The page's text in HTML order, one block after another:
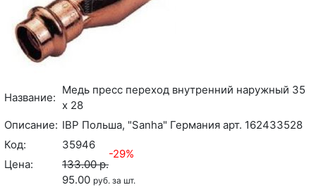
Название:
Медь пресс переход внутренний наружный 35
х 28
Описание: IBP Польша, "Sanha" Германия арт. 162433528
Код:
35946
Цена:
133.00 р.
-29%
95.00 руб. за шт.